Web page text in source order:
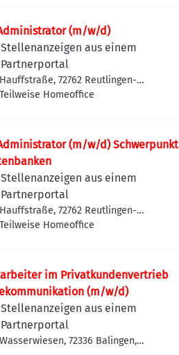
(m/w/d)
Stellenanzeigen aus einem
Partnerportal
Hauffstraße, 72762 Reutlingen-
Betzingen, Deutschland
Teilweise Homeoffice
(m/w/d) Schwerpunkt
Stellenanzeigen aus einem
Partnerportal
Hauffstraße, 72762 Reutlingen-
Betzingen, Deutschland
Teilweise Homeoffice
im Privatkundenvertrieb
(m/w/d)
Stellenanzeigen aus einem
Partnerportal
Wasserwiesen, 72336 Balingen,